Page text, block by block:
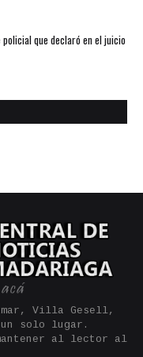
que declaró en el juicio
Villa Gesell,
solo lugar.
al lector al